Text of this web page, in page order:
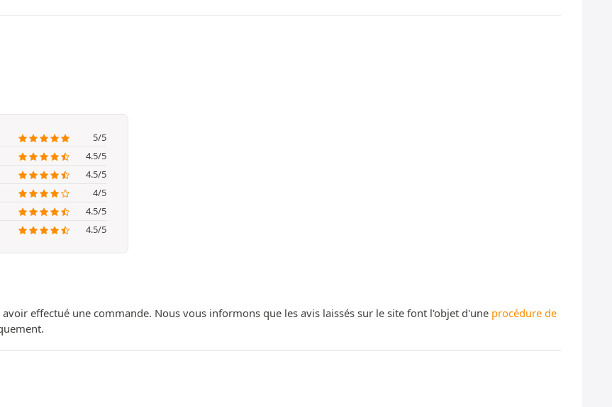
5/5
4.5/5
4.5/5
4/5
4.5/5
4.5/5
effectué une commande. Nous vous informons que les avis laissés sur le site font l'objet d'une procédure de